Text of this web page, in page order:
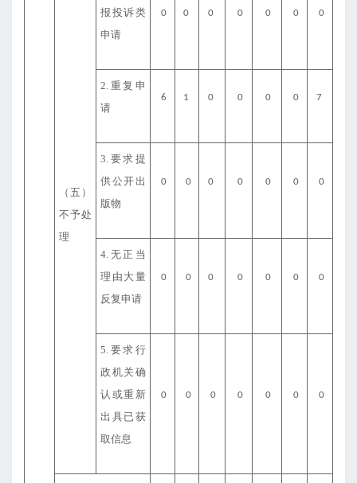
（五）
不予处
理
报投诉类
申请
0 0 0 0 0 0 0
2.重复申
请
6 1 0 0 0 0 7
3.要求提
供公开出
版物
0 0 0 0 0 0 0
4.无正当
理由大量
反复申请
0 0 0 0 0 0 0
5.要求行
政机关确
认或重新
出具已获
取信息
0 0 0 0 0 0 0